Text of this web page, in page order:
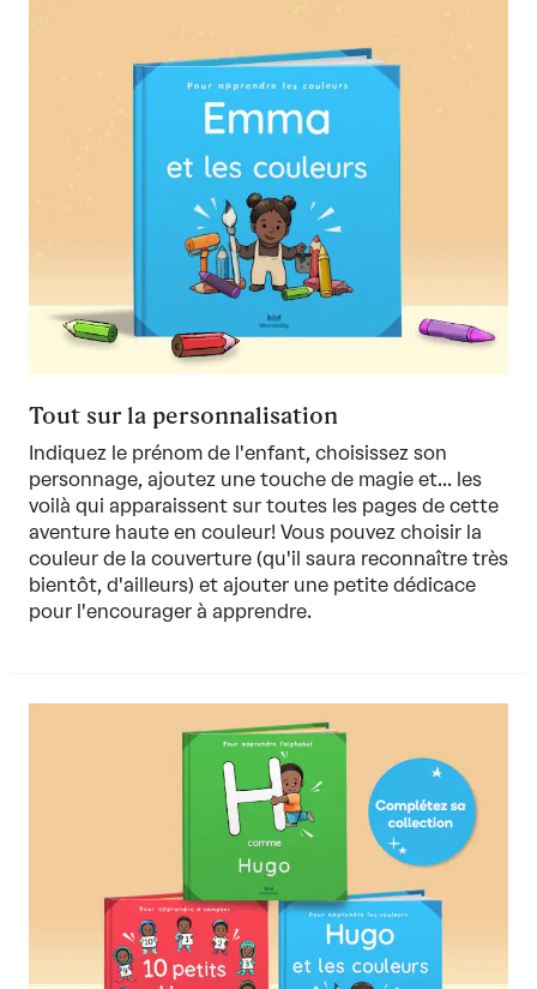
Tout sur la personnalisation
Indiquez le prénom de l'enfant, choisissez son
personnage, ajoutez une touche de magie et... les
voilà qui apparaissent sur toutes les pages de cette
aventure haute en couleur! Vous pouvez choisir la
couleur de la couverture (qu'il saura reconnaître très
bientôt, d'ailleurs) et ajouter une petite dédicace
pour l'encourager à apprendre.